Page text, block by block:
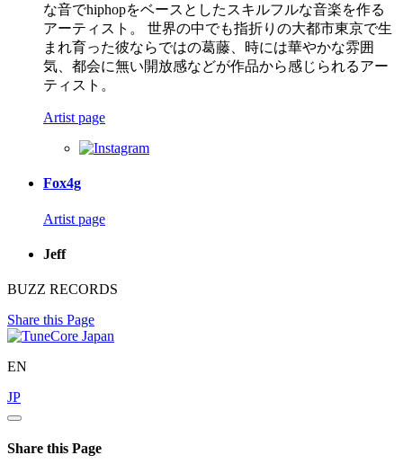
な音でhiphopをベースとしたスキルフルな音楽を作る
アーティスト。 世界の中でも指折りの大都市東京で生
まれ育った彼ならではの葛藤、時には華やかな雰囲
気、都会に無い開放感などが作品から感じられるアー
ティスト。
Artist page
Fox4g
Artist page
Jeff
BUZZ RECORDS
Share this Page
EN
JP
Share this Page